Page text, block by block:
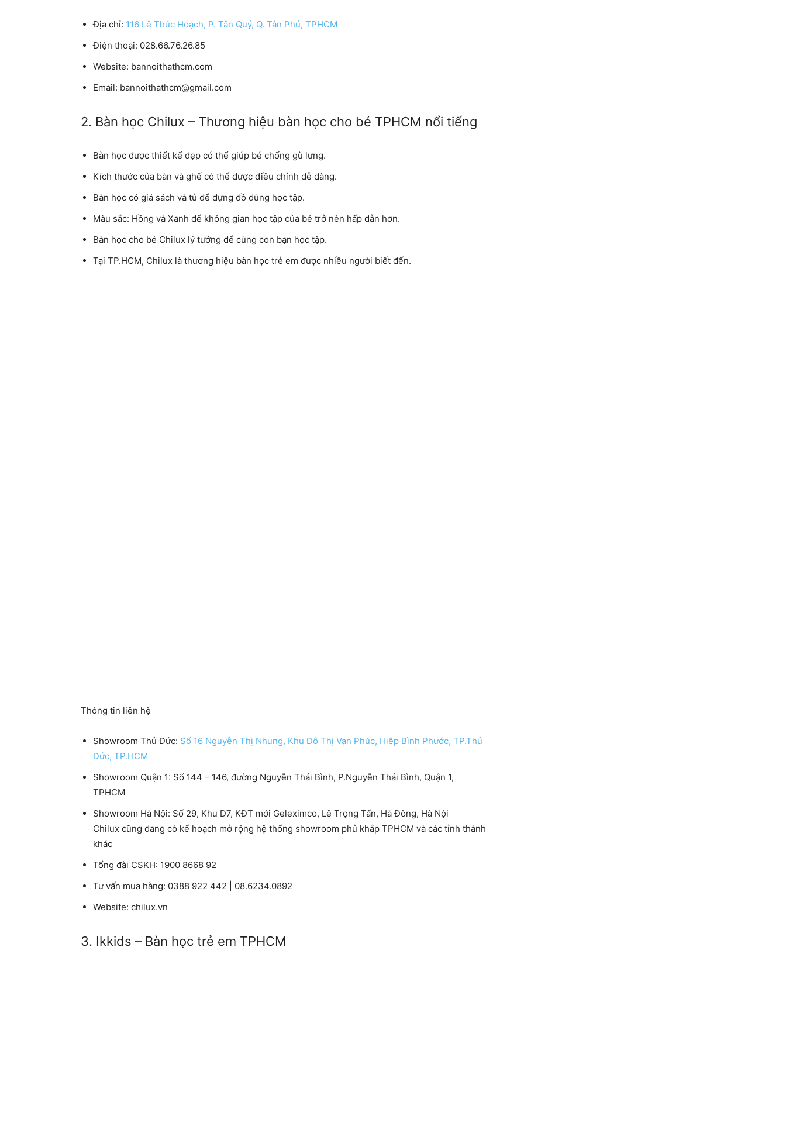
Địa chỉ: 116 Lê Thúc Hoạch, P. Tân Quý, Q. Tân Phú, TPHCM
Điện thoại: 028.66.76.26.85
Website: bannoithathcm.com
Email: bannoithathcm@gmail.com
2. Bàn học Chilux – Thương hiệu bàn học cho bé TPHCM nổi tiếng
Bàn học được thiết kế đẹp có thể giúp bé chống gù lưng.
Kích thước của bàn và ghế có thể được điều chỉnh dễ dàng.
Bàn học có giá sách và tủ để đựng đồ dùng học tập.
Màu sắc: Hồng và Xanh để không gian học tập của bé trở nên hấp dẫn hơn.
Bàn học cho bé Chilux lý tưởng để cùng con bạn học tập.
Tại TP.HCM, Chilux là thương hiệu bàn học trẻ em được nhiều người biết đến.
Thông tin liên hệ
Showroom Thủ Đức: Số 16 Nguyễn Thị Nhung, Khu Đô Thị Vạn Phúc, Hiệp Bình Phước, TP.Thủ
Đức, TP.HCM
Showroom Quận 1: Số 144 – 146, đường Nguyễn Thái Bình, P.Nguyễn Thái Bình, Quận 1,
TPHCM
Showroom Hà Nội: Số 29, Khu D7, KĐT mới Geleximco, Lê Trọng Tấn, Hà Đông, Hà Nội
Chilux cũng đang có kế hoạch mở rộng hệ thống showroom phủ khắp TPHCM và các tỉnh thành
khác
Tổng đài CSKH: 1900 8668 92
Tư vấn mua hàng: 0388 922 442 | 08.6234.0892
Website: chilux.vn
3. Ikkids – Bàn học trẻ em TPHCM